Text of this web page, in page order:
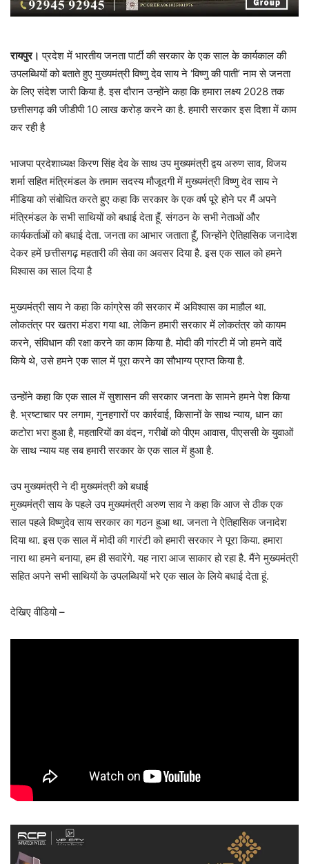
रायपुर। प्रदेश में भारतीय जनता पार्टी की सरकार के एक साल के कार्यकाल की
उपलब्धियों को बताते हुए मुख्यमंत्री विष्णु देव साय ने ‘विष्णु की पाती’ नाम से जनता
के लिए संदेश जारी किया है. इस दौरान उन्होंने कहा कि हमारा लक्ष्य 2028 तक
छत्तीसगढ़ की जीडीपी 10 लाख करोड़ करने का है. हमारी सरकार इस दिशा में काम
कर रही है
भाजपा प्रदेशाध्यक्ष किरण सिंह देव के साथ उप मुख्यमंत्री द्वय अरुण साव, विजय
शर्मा सहित मंत्रिमंडल के तमाम सदस्य मौजूदगी में मुख्यमंत्री विष्णु देव साय ने
मीडिया को संबोधित करते हुए कहा कि सरकार के एक वर्ष पूरे होने पर मैं अपने
मंत्रिमंडल के सभी साथियों को बधाई देता हूँ. संगठन के सभी नेताओं और
कार्यकर्ताओं को बधाई देता. जनता का आभार जताता हूँ, जिन्होंने ऐतिहासिक जनादेश
देकर हमें छत्तीसगढ़ महतारी की सेवा का अवसर दिया है. इस एक साल को हमने
विश्वास का साल दिया है
मुख्यमंत्री साय ने कहा कि कांग्रेस की सरकार में अविश्वास का माहौल था.
लोकतंत्र पर खतरा मंडरा गया था. लेकिन हमारी सरकार में लोकतंत्र को कायम
करने, संविधान की रक्षा करने का काम किया है. मोदी की गांरटी में जो हमने वादें
किये थे, उसे हमने एक साल में पूरा करने का सौभाग्य प्राप्त किया है.
उन्होंने कहा कि एक साल में सुशासन की सरकार जनता के सामने हमने पेश किया
है. भ्रष्टाचार पर लगाम, गुनहगारों पर कार्रवाई, किसानों के साथ न्याय, धान का
कटोरा भरा हुआ है, महतारियों का वंदन, गरीबों को पीएम आवास, पीएससी के युवाओं
के साथ न्याय यह सब हमारी सरकार के एक साल में हुआ है.
उप मुख्यमंत्री ने दी मुख्यमंत्री को बधाई
मुख्यमंत्री साय के पहले उप मुख्यमंत्री अरुण साव ने कहा कि आज से ठीक एक
साल पहले विष्णुदेव साय सरकार का गठन हुआ था. जनता ने ऐतिहासिक जनादेश
दिया था. इस एक साल में मोदी की गारंटी को हमारी सरकार ने पूरा किया. हमारा
नारा था हमने बनाया, हम ही सवारेंगे. यह नारा आज साकार हो रहा है. मैंने मुख्यमंत्री
सहित अपने सभी साथियों के उपलब्धियों भरे एक साल के लिये बधाई देता हूं.
देखिए वीडियो –